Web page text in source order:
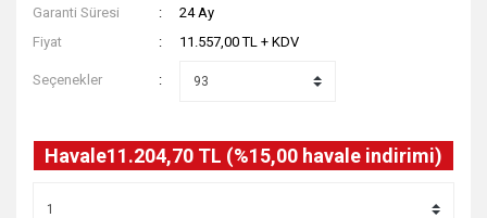
Garanti Süresi
24 Ay
Fiyat
11.557,00 TL + KDV
Seçenekler
Havale11.204,70 TL (%15,00 havale indirimi)